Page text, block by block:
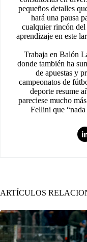
pequeños detalles
hará una pausa
cualquier rincón
aprendizaje en este
Trabaja en Balón
donde también ha
de apuestas y
campeonatos de
deporte resume
pareciese mucho
Fellini que “nada
ARTÍCULOS